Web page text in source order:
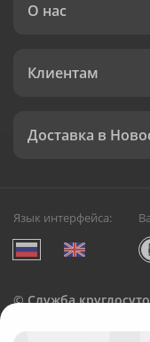
О нас
Клиентам
Доставка в
Язык интерфейса:
©Служба
Русский Букет, 2026